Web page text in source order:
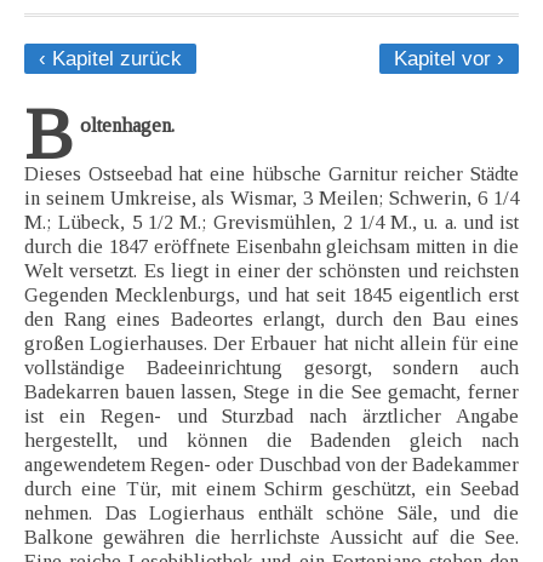
‹ Kapitel zurück Kapitel vor ›
B oltenhagen.
Dieses Ostseebad hat eine hübsche Garnitur reicher Städte
in seinem Umkreise, als Wismar, 3 Meilen; Schwerin, 6 1/4
M.; Lübeck, 5 1/2 M.; Grevismühlen, 2 1/4 M., u. a. und ist
durch die 1847 eröffnete Eisenbahn gleichsam mitten in die
Welt versetzt. Es liegt in einer der schönsten und reichsten
Gegenden Mecklenburgs, und hat seit 1845 eigentlich erst
den Rang eines Badeortes erlangt, durch den Bau eines
großen Logierhauses. Der Erbauer hat nicht allein für eine
vollständige Badeeinrichtung gesorgt, sondern auch
Badekarren bauen lassen, Stege in die See gemacht, ferner
ist ein Regen- und Sturzbad nach ärztlicher Angabe
hergestellt, und können die Badenden gleich nach
angewendetem Regen- oder Duschbad von der Badekammer
durch eine Tür, mit einem Schirm geschützt, ein Seebad
nehmen. Das Logierhaus enthält schöne Säle, und die
Balkone gewähren die herrlichste Aussicht auf die See.